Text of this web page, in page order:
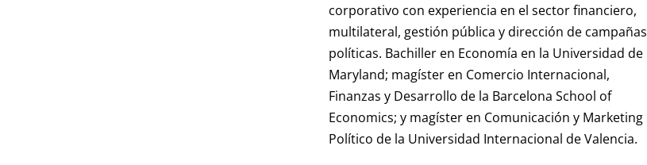
corporativo con experiencia en el sector financiero,
multilateral, gestión pública y dirección de campañas
políticas. Bachiller en Economía en la Universidad de
Maryland; magíster en Comercio Internacional,
Finanzas y Desarrollo de la Barcelona School of
Economics; y magíster en Comunicación y Marketing
Político de la Universidad Internacional de Valencia.